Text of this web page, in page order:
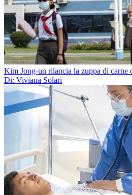
Kim Jong-un rilancia la zuppa di carne
Di: Viviana Solari